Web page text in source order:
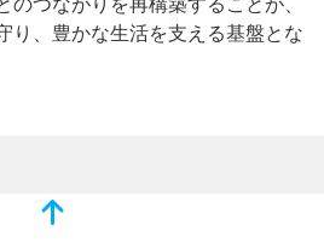
のつながりを再構築することが、
り、豊かな生活を支える基盤とな